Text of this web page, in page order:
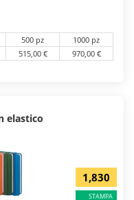
500 pz
1000 pz
515,00 € 970,00 €
elastico
1,830
STAMPA